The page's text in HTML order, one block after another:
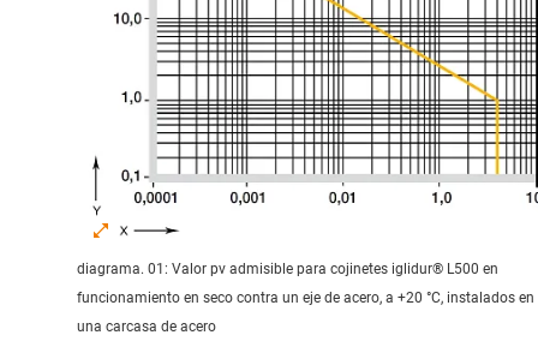
diagrama. 01: Valor pv admisible para cojinetes iglidur® L500 en
funcionamiento en seco contra un eje de acero, a +20 °C, instalados en
una carcasa de acero